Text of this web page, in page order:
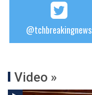
@tchbreakingnews
Video »